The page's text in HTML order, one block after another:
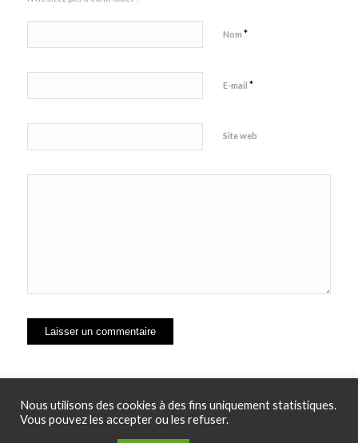
Nom *
E-mail *
Site web
Nous utilisons des cookies à des fins uniquement statistiques.
Vous pouvez les accepter ou les refuser.